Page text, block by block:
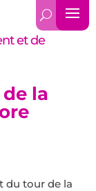
et de
la
du tour de la